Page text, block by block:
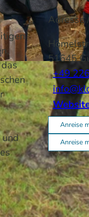
und
Adresse
51645
+49
Anreise
Anreise